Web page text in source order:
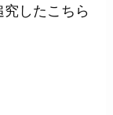
したこちら